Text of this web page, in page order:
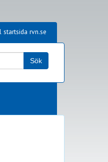
startsida rvn.se
Sök